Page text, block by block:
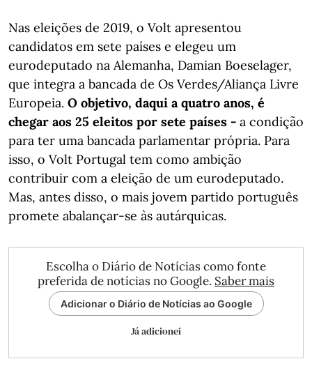
Nas eleições de 2019, o Volt apresentou
candidatos em sete países e elegeu um
eurodeputado na Alemanha, Damian Boeselager,
que integra a bancada de Os Verdes/Aliança Livre
Europeia. O objetivo, daqui a quatro anos, é
chegar aos 25 eleitos por sete países - a condição
para ter uma bancada parlamentar própria. Para
isso, o Volt Portugal tem como ambição
contribuir com a eleição de um eurodeputado.
Mas, antes disso, o mais jovem partido português
promete abalançar-se às autárquicas.
Escolha o Diário de Notícias como fonte
preferida de notícias no Google. Saber mais
Adicionar o Diário de Notícias ao Google
Já adicionei